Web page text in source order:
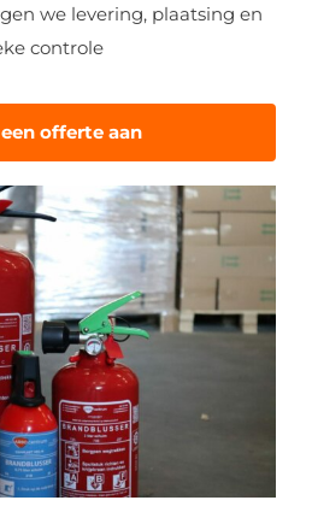
we levering, plaatsing en
controle
offerte aan